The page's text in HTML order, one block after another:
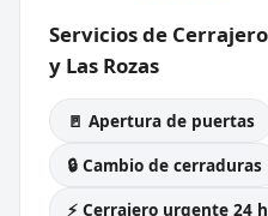
Servicios de
y Las Rozas
🚪 Apertura de puertas
🔒 Cambio de cerraduras
⚡ Cerrajero urgente 24